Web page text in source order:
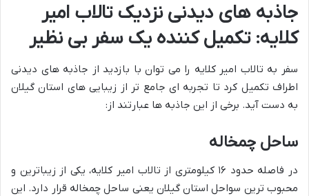
جاذبه های دیدنی نزدیک تالاب امیر
کلایه: تکمیل کننده یک سفر بی نظیر
سفر به تالاب امیر کلایه را می توان با بازدید از جاذبه های دیدنی
اطراف تکمیل کرد تا تجربه ای جامع تر از زیبایی های استان گیلان
به دست آید. برخی از این جاذبه ها عبارتند از:
ساحل چمخاله
در فاصله حدود ۱۶ کیلومتری از تالاب امیر کلایه، یکی از زیباترین و
محبوب ترین سواحل استان گیلان یعنی ساحل چمخاله قرار دارد. این